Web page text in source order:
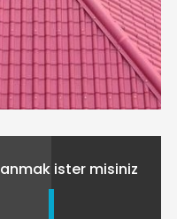
ister misiniz